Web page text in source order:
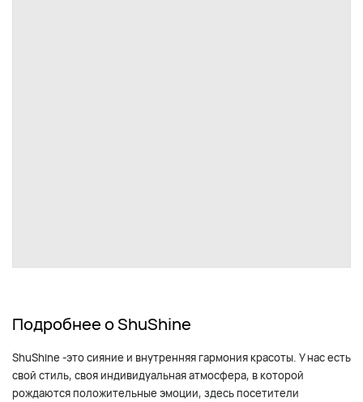
Подробнее о ShuShine
ShuShine -это сияние и внутренняя гармония красоты. У нас есть
свой стиль, своя индивидуальная атмосфера, в которой
рождаются положительные эмоции, здесь посетители